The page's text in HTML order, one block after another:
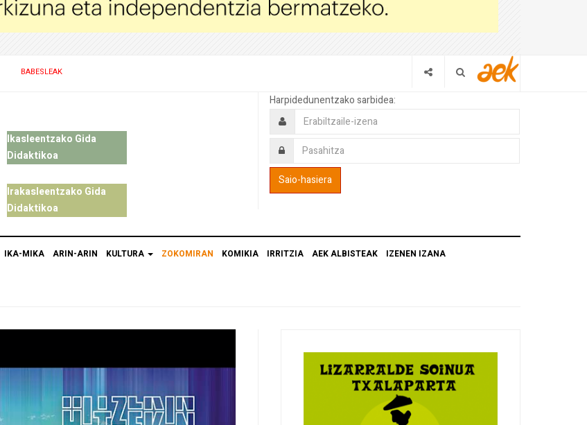
BABESLEAK
Ikasleentzako Gida
Didaktikoa
Irakasleentzako Gida
Didaktikoa
Harpidedunentzako sarbidea:
IKA-MIKA ARIN-ARIN KULTURA ZOKOMIRAN KOMIKIA IRRITZIA AEK ALBISTEAK IZENEN IZANA